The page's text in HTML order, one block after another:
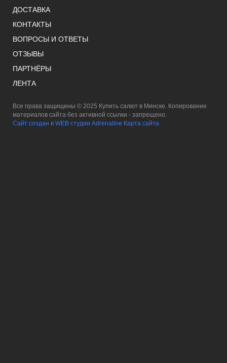
ДОСТАВКА
КОНТАКТЫ
ВОПРОСЫ И ОТВЕТЫ
ОТЗЫВЫ
ПАРТНЁРЫ
ЛЕНТА
Все права защищены © 2025 Купить салют в Минске. Копирование
материалов сайта без активной ссылки - запрещено.
Сайт создан в WEB студии Adrenaline Карта сайта